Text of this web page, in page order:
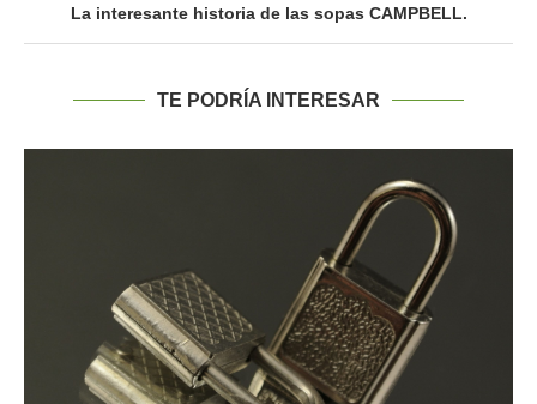
La interesante historia de las sopas CAMPBELL.
TE PODRÍA INTERESAR